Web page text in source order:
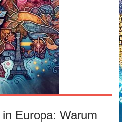
Europa: Warum